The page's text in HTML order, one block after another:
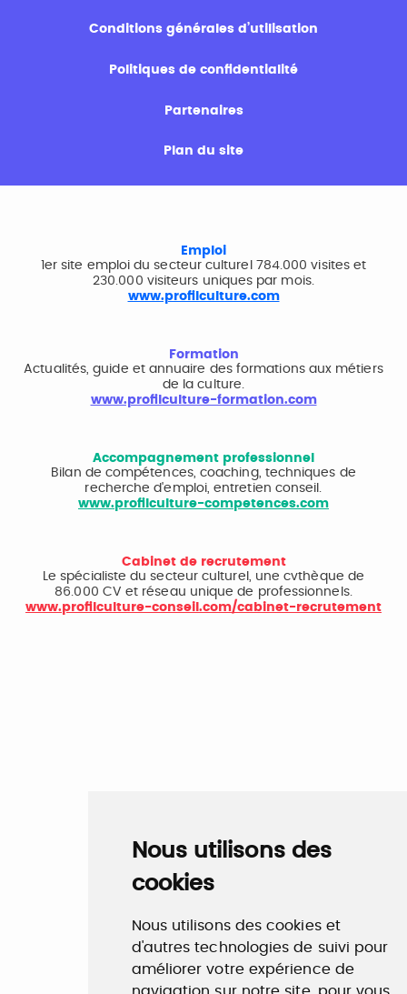
Nous utilisons des
cookies
Nous utilisons des cookies et
d'autres technologies de suivi pour
améliorer votre expérience de
Conditions générales d’utilisation
Politiques de confidentialité
Partenaires
Plan du site
Emploi
1er site emploi du secteur culturel 784.000 visites et
230.000 visiteurs uniques par mois.
www.profilculture.com
Formation
Actualités, guide et annuaire des formations aux métiers
de la culture.
www.profilculture-formation.com
Accompagnement professionnel
Bilan de compétences, coaching, techniques de
recherche d'emploi, entretien conseil.
www.profilculture-competences.com
Cabinet de recrutement
Le spécialiste du secteur culturel, une cvthèque de
86.000 CV et réseau unique de professionnels.
www.profilculture-conseil.com/cabinet-recrutement